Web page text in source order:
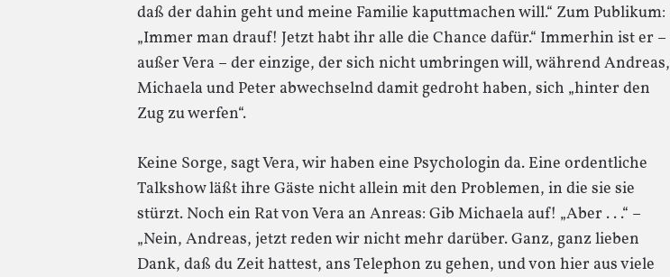
daß der dahin geht und meine Familie kaputtmachen will.“ Zum Publikum:
„Immer man drauf! Jetzt habt ihr alle die Chance dafür.“ Immerhin ist er –
außer Vera – der einzige, der sich nicht umbringen will, während Andreas,
Michaela und Peter abwechselnd damit gedroht haben, sich „hinter den
Zug zu werfen“.
Keine Sorge, sagt Vera, wir haben eine Psychologin da. Eine ordentliche
Talkshow läßt ihre Gäste nicht allein mit den Problemen, in die sie sie
stürzt. Noch ein Rat von Vera an Anreas: Gib Michaela auf! „Aber . . .“ –
„Nein, Andreas, jetzt reden wir nicht mehr darüber. Ganz, ganz lieben
Dank, daß du Zeit hattest, ans Telephon zu gehen, und von hier aus viele